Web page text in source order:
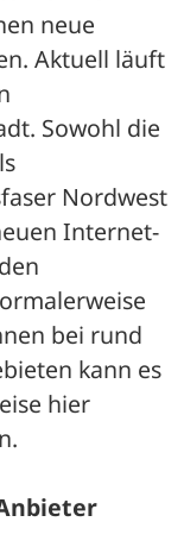
neue
Aktuell läuft
Sowohl die
Nordwest
Internet-
bei rund
kann es
hier